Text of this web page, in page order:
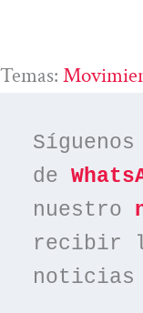
Temas:
de
nuestro
recibir
noticias